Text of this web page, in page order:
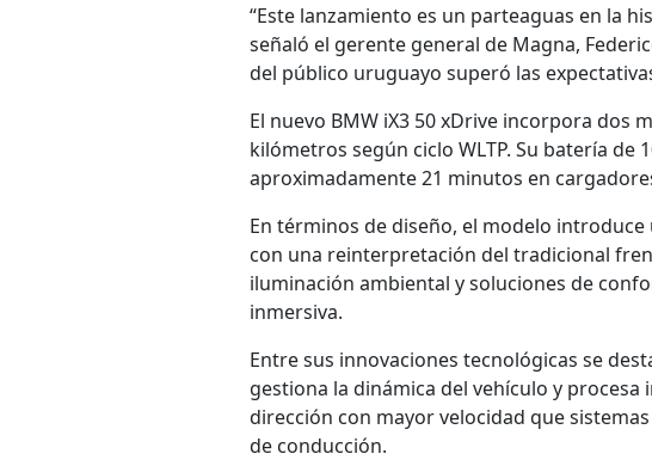
“Este lanzamiento es un parteaguas en la
señaló el gerente general de Magna,
del público uruguayo superó las
El nuevo BMW iX3 50 xDrive incorpora dos
kilómetros según ciclo WLTP. Su batería de
aproximadamente 21 minutos en
En términos de diseño, el modelo
con una reinterpretación del tradicional
iluminación ambiental y soluciones de
inmersiva.
Entre sus innovaciones tecnológicas se
gestiona la dinámica del vehículo y
dirección con mayor velocidad que
de conducción.